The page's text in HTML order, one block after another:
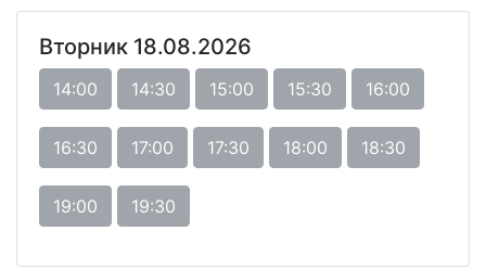
Вторник 18.08.2026
14:00 14:30 15:00 15:30 16:00
16:30 17:00 17:30 18:00 18:30
19:00 19:30